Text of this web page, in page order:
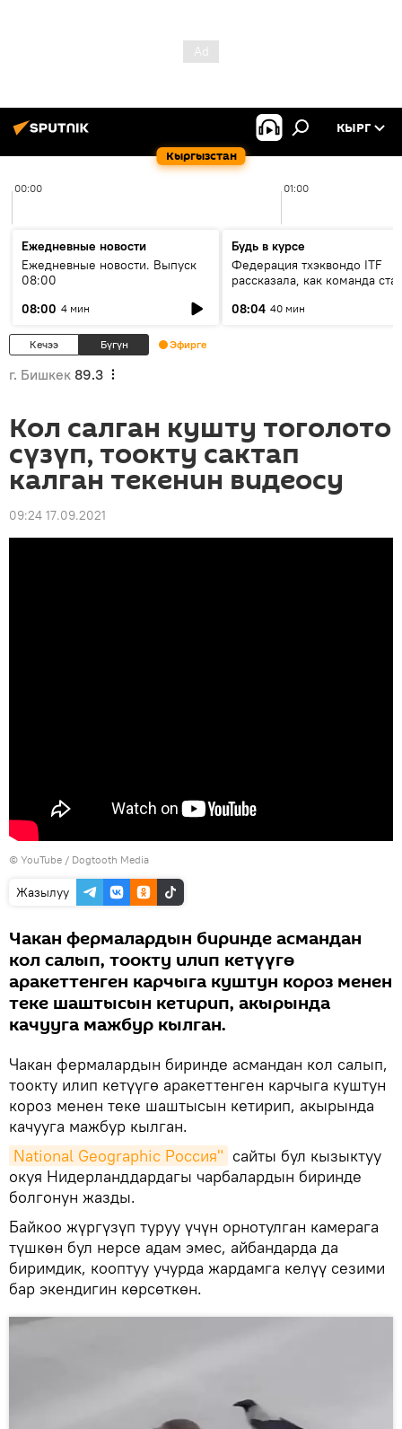
Кыргызстан
КЫРГ
00:00 01:00
Ежедневные новости
Ежедневные новости. Выпуск
08:00
08:00 4 мин
Будь в курсе
Федерация тхэквондо ITF
рассказала, как команда
08:04 40 мин
Кечээ Бүгүн Эфирге
г. Бишкек 89.3
Кол салган кушту тоголото
сүзүп, тоокту сактап
калган текенин видеосу
09:24 17.09.2021
© YouTube / Dogtooth Media
Жазылуу
Чакан фермалардын биринде асмандан
кол салып, тоокту илип кетүүгө
аракеттенген карчыга куштун короз менен
теке шаштысын кетирип, акырында
качууга мажбур кылган.
Чакан фермалардын биринде асмандан кол салып,
тоокту илип кетүүгө аракеттенген карчыга куштун
короз менен теке шаштысын кетирип, акырында
качууга мажбур кылган.
National Geographic Россия" сайты бул кызыктуу
окуя Нидерланддардагы чарбалардын биринде
болгонун жазды.
Байкоо жүргүзүп туруу үчүн орнотулган камерага
түшкөн бул нерсе адам эмес, айбандарда да
биримдик, кооптуу учурда жардамга келүү сезими
бар экендигин көрсөткөн.